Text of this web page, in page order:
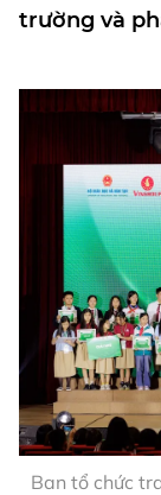
trường và
Ban tổ chức